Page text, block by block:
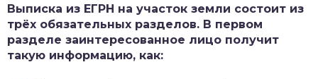
Выписка из ЕГРН на участок земли состоит из
трёх обязательных разделов. В первом
разделе заинтересованное лицо получит
такую информацию, как: